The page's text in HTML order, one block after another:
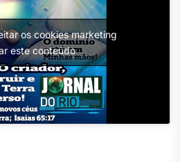
os cookies marketing
este conteúdo